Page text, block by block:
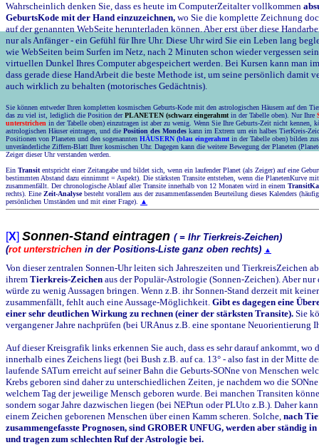
Wahrscheinlich denken Sie, dass es heute im ComputerZeitalter vollkommen
GeburtsKode mit der Hand einzuzeichnen, wo Sie die komplette Zeichnung
auf der genannten WebSeite herunterladen können. Aber erst über diese
nur als Anfänger - ein Gefühl für Ihre Uhr. Diese Uhr wird Sie ein Leben lang
wie WebSeiten beim Surfen im Netz, nach 2 Minuten schon wieder vergessen
virtuellen Dunkel Ihres Computer abgespeichert werden. Bei Kursen kann man
dass gerade diese HandArbeit die beste Methode ist, um seine persönlich damit
auch wirklich zu behalten (motorisches Gedächtnis).
Sie können entweder Ihren kompletten kosmischen Geburts-Kode mit den astrologischen Häusern auf den
das zu viel ist, lediglich die Position derPLANETEN (schwarz eingerahmt in der Tabelle oben). Nur Ihre
unterstrichen in der Tabelle oben) einzutragen ist aber zu wenig. Wenn Sie Ihre Geburts-Zeit nicht kennen,
astrologischen Häuser eintragen, und die Position des Mondes kann im Extrem um ein halbes TierKreis-
Positionen von Planeten und den sogenannten HÄUSERN (blau eingerahmt in der Tabelle oben) bilden
unveränderliche Ziffern-Blatt Ihrer kosmischen Uhr. Dagegen kann die weitere Bewegung der Planeten
Zeiger dieser Uhr verstanden werden.
Ein Transit entspricht einer Zeitangabe und bildet sich, wenn ein laufender Planet (als Zeiger) auf eine
bestimmten Abstand dazu einnimmt = Aspekt). Die stärksten Transite entstehen, wenn die PlanetenKurve
zusammenfällt. Der chronologische Ablauf aller Transite innerhalb von 12 Monaten wird in einem
rechts). Eine Zeit-Analysebesteht vorallem aus der zusammenfassenden Beurteilung dieses Kalenders
persönlichen Umständen und mit einer Frage).
▲
[X] Sonnen-Stand eintragen ( = Ihr Tierkreis-Zeichen)
(rot unterstrichen in der Positions-Liste ganz oben rechts) ▲
Von dieser zentralen Sonnen-Uhr leiten sich Jahreszeiten und TierkreisZeichen
ihrem Tierkreis-Zeichen aus der Populär-Astrologie (Sonnen-Zeichen). Aber nur
würde zu wenig Aussagen bringen. Wenn z.B. ihr Sonnen-Stand derzeit mit
zusammenfällt, fehlt auch eine Aussage-Möglichkeit. Gibt es dagegen eine
einer sehr deutlichen Wirkung zu rechnen (einer der stärksten Transite). Sie
vergangener Jahre nachprüfen (bei URAnus z.B. eine spontane Neuorientierung
Auf dieser Kreisgrafik links erkennen Sie auch, dass es sehr darauf ankommt, wo
innerhalb eines Zeichens liegt (bei Bush z.B. auf ca. 13° - also fast in der Mitte
laufende SATurn erreicht auf seiner Bahn die Geburts-SONne von Menschen
Krebs geboren sind daher zu unterschiedlichen Zeiten, je nachdem wo die
welchem Tag der jeweilige Mensch geboren wurde. Bei manchen Transiten
sondern sogar Jahre dazwischen liegen (bei NEPtun oder PLUto z.B.). Daher
einem Zeichen geborenen Menschen über einen Kamm scheren. Solche, nach
zusammengefasste Prognosen, sind GROBER UNFUG, werden aber ständig
und tragen zum schlechten Ruf der Astrologie bei.